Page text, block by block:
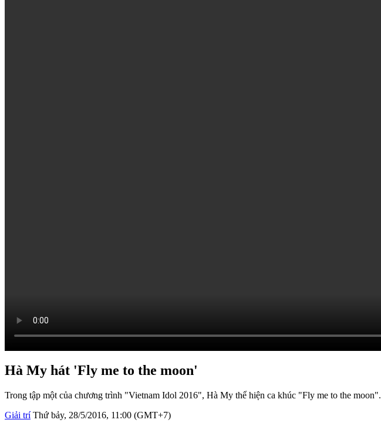
Hà My hát 'Fly me to the moon'
Trong tập một của chương trình "Vietnam Idol 2016", Hà My thể hiện ca khúc "Fly me to the moon".
Giải trí Thứ bảy, 28/5/2016, 11:00 (GMT+7)